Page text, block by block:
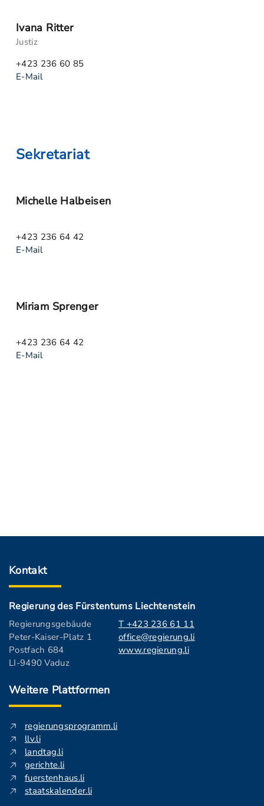
Ivana Ritter
Justiz
+423 236 60 85
E-Mail
Sekretariat
Michelle Halbeisen
+423 236 64 42
E-Mail
Miriam Sprenger
+423 236 64 42
E-Mail
Kontakt
Regierung des Fürstentums Liechtenstein
Regierungsgebäude
Peter-Kaiser-Platz 1
Postfach 684
LI-9490 Vaduz
T +423 236 61 11
office@regierung.li
www.regierung.li
Weitere Plattformen
regierungsprogramm.li
llv.li
landtag.li
gerichte.li
fuerstenhaus.li
staatskalender.li